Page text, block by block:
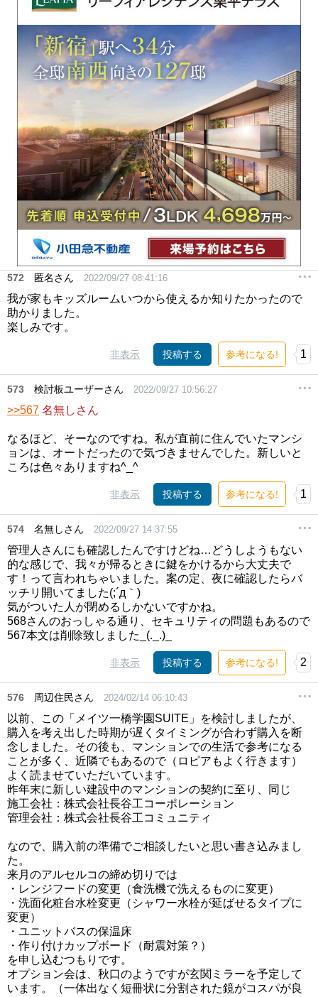
572 匿名さん 2022/09/27 08:41:16
我が家もキッズルームいつから使えるか知りたかったので
助かりました。
楽しみです。
非表示 投稿する 参考になる! 1
573 検討板ユーザーさん 2022/09/27 10:56:27
>>567 名無しさん
なるほど、そーなのですね。私が直前に住んでいたマンシ
ョンは、オートだったので気づきませんでした。新しいと
ころは色々ありますね^_^
非表示 投稿する 参考になる! 1
574 名無しさん 2022/09/27 14:37:55
管理人さんにも確認したんですけどね…どうしようもない
的な感じで、我々が帰るときに鍵をかけるから大丈夫で
す！って言われちゃいました。案の定、夜に確認したらバ
ッチリ開いてました(;´д｀)
気がついた人が閉めるしかないですかね。
568さんのおっしゃる通り、セキュリティの問題もあるので
567本文は削除致しました_(._.)_
非表示 投稿する 参考になる! 2
576 周辺住民さん 2024/02/14 06:10:43
以前、この「メイツ一橋学園SUITE」を検討しましたが、
購入を考え出した時期が遅くタイミングが合わず購入を断
念しました。その後も、マンションでの生活で参考になる
ことが多く、近隣でもあるので（ロピアもよく行きます）
よく読ませていただいています。
昨年末に新しい建設中のマンションの契約に至り、同じ
施工会社：株式会社長谷工コーポレーション
管理会社：株式会社長谷工コミュニティ
なので、購入前の準備でご相談したいと思い書き込みまし
た。
来月のアルセルコの締め切りでは
・レンジフードの変更（食洗機で洗えるものに変更）
・洗面化粧台水栓変更（シャワー水栓が延ばせるタイプに
変更）
・ユニットバスの保温床
・作り付けカップボード（耐震対策？）
を申し込むつもりです。
オプション会は、秋口のようですが玄関ミラーを予定して
います。（一体出なく短冊状に分割された鏡がコスパが良